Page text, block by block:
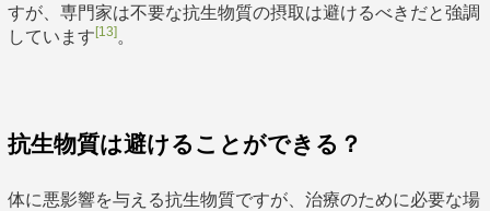
すが、専門家は不要な抗生物質の摂取は避けるべきだと強調
しています [13]。
抗生物質は避けることができる？
体に悪影響を与える抗生物質ですが、治療のために必要な場